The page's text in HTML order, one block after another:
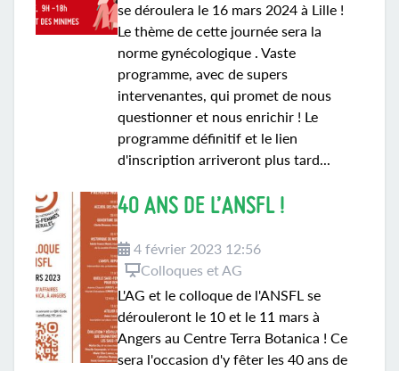
se déroulera le 16 mars 2024 à Lille !
Le thème de cette journée sera la
norme gynécologique . Vaste
programme, avec de supers
intervenantes, qui promet de nous
questionner et nous enrichir ! Le
programme définitif et le lien
d'inscription arriveront plus tard...
40 ANS DE L’ANSFL !
4 février 2023 12:56
Colloques et AG
L'AG et le colloque de l'ANSFL se
dérouleront le 10 et le 11 mars à
Angers au Centre Terra Botanica ! Ce
sera l'occasion d'y fêter les 40 ans de